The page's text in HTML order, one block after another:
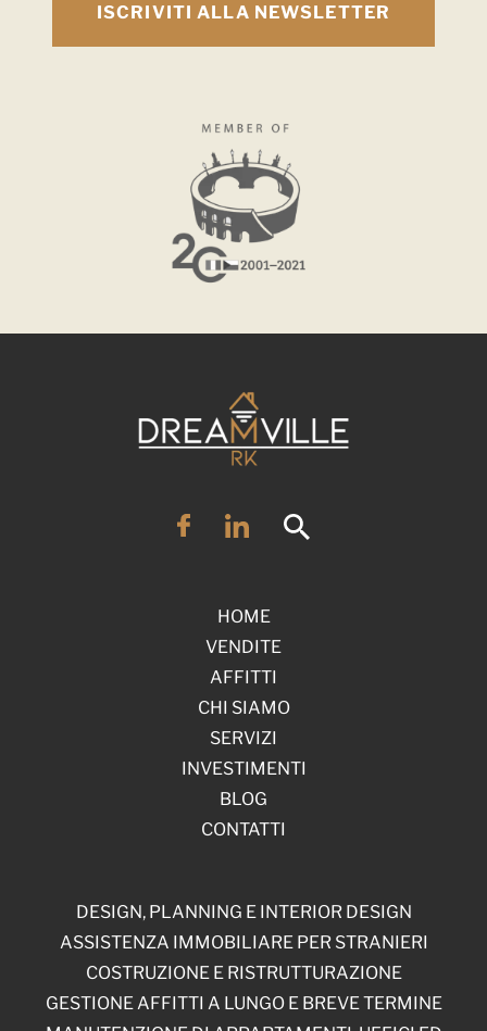
ISCRIVITI ALLA NEWSLETTER
HOME
VENDITE
AFFITTI
CHI SIAMO
SERVIZI
INVESTIMENTI
BLOG
CONTATTI
DESIGN, PLANNING E INTERIOR DESIGN
ASSISTENZA IMMOBILIARE PER STRANIERI
COSTRUZIONE E RISTRUTTURAZIONE
GESTIONE AFFITTI A LUNGO E BREVE TERMINE